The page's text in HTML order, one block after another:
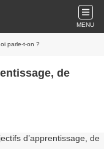
MENU
parle-t-on ?
de